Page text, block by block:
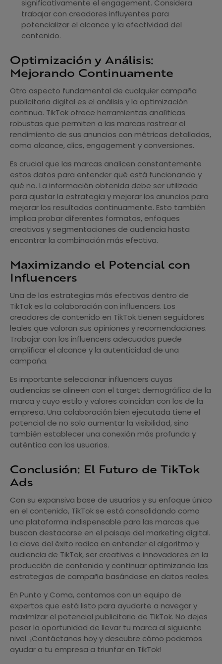
significativamente el engagement. Considera
trabajar con creadores influyentes para
potencializar el alcance y la efectividad del
contenido.
Optimización y Análisis:
Mejorando Continuamente
Otro aspecto fundamental de cualquier campaña
publicitaria digital es el análisis y la optimización
continua. TikTok ofrece herramientas analíticas
robustas que permiten a las marcas rastrear el
rendimiento de sus anuncios con métricas detalladas,
como alcance, clics, engagement y conversiones.
Es crucial que las marcas analicen constantemente
estos datos para entender qué está funcionando y
qué no. La información obtenida debe ser utilizada
para ajustar la estrategia y mejorar los anuncios para
mejorar los resultados continuamente. Esto también
implica probar diferentes formatos, enfoques
creativos y segmentaciones de audiencia hasta
encontrar la combinación más efectiva.
Maximizando el Potencial con
Influencers
Una de las estrategias más efectivas dentro de
TikTok es la colaboración con influencers. Los
creadores de contenido en TikTok tienen seguidores
leales que valoran sus opiniones y recomendaciones.
Trabajar con los influencers adecuados puede
amplificar el alcance y la autenticidad de una
campaña.
Es importante seleccionar influencers cuyas
audiencias se alineen con el target demográfico de la
marca y cuyo estilo y valores coincidan con los de la
empresa. Una colaboración bien ejecutada tiene el
potencial de no solo aumentar la visibilidad, sino
también establecer una conexión más profunda y
auténtica con los usuarios.
Conclusión: El Futuro de TikTok
Ads
Con su expansiva base de usuarios y su enfoque único
en el contenido, TikTok se está consolidando como
una plataforma indispensable para las marcas que
buscan destacarse en el paisaje del marketing digital.
La clave del éxito radica en entender el algoritmo y
audiencia de TikTok, ser creativos e innovadores en la
producción de contenido y continuar optimizando las
estrategias de campaña basándose en datos reales.
En Punto y Coma, contamos con un equipo de
expertos que está listo para ayudarte a navegar y
maximizar el potencial publicitario de TikTok. No dejes
pasar la oportunidad de llevar tu marca al siguiente
nivel. ¡Contáctanos hoy y descubre cómo podemos
ayudar a tu empresa a triunfar en TikTok!